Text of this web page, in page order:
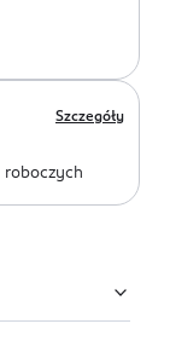
Szczegóły
roboczych